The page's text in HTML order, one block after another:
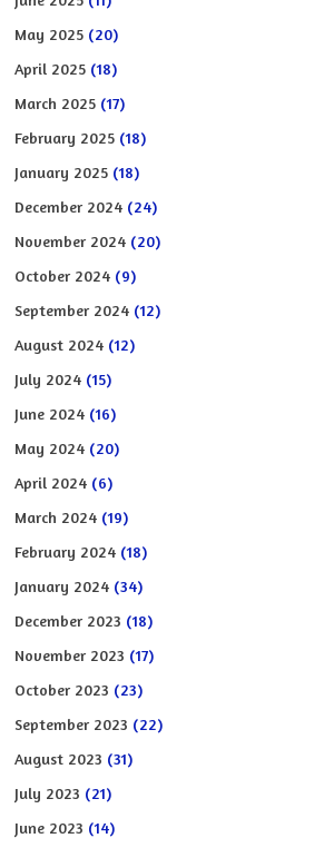
May 2025 (20)
April 2025 (18)
March 2025 (17)
February 2025 (18)
January 2025 (18)
December 2024 (24)
November 2024 (20)
October 2024 (9)
September 2024 (12)
August 2024 (12)
July 2024 (15)
June 2024 (16)
May 2024 (20)
April 2024 (6)
March 2024 (19)
February 2024 (18)
January 2024 (34)
December 2023 (18)
November 2023 (17)
October 2023 (23)
September 2023 (22)
August 2023 (31)
July 2023 (21)
June 2023 (14)